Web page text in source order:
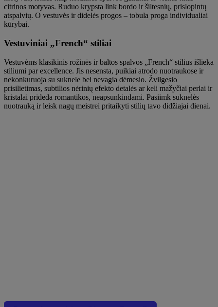
citrinos motyvas. Ruduo krypsta link bordo ir šiltesnių, prislopintų
atspalvių. O vestuvės ir didelės progos – tobula proga individualiai
kūrybai.
Vestuviniai „French“ stiliai
Vestuvėms klasikinis rožinės ir baltos spalvos „French“ stilius išlieka
stiliumi par excellence. Jis nesensta, puikiai atrodo nuotraukose ir
nekonkuruoja su suknele bei nevagia dėmesio. Žvilgesio
prisilietimas, subtilios nėrinių efekto detalės ar keli mažyčiai perlai ir
kristalai prideda romantikos, neapsunkindami. Pasiimk suknelės
nuotrauką ir leisk nagų meistrei pritaikyti stilių tavo didžiajai dienai.